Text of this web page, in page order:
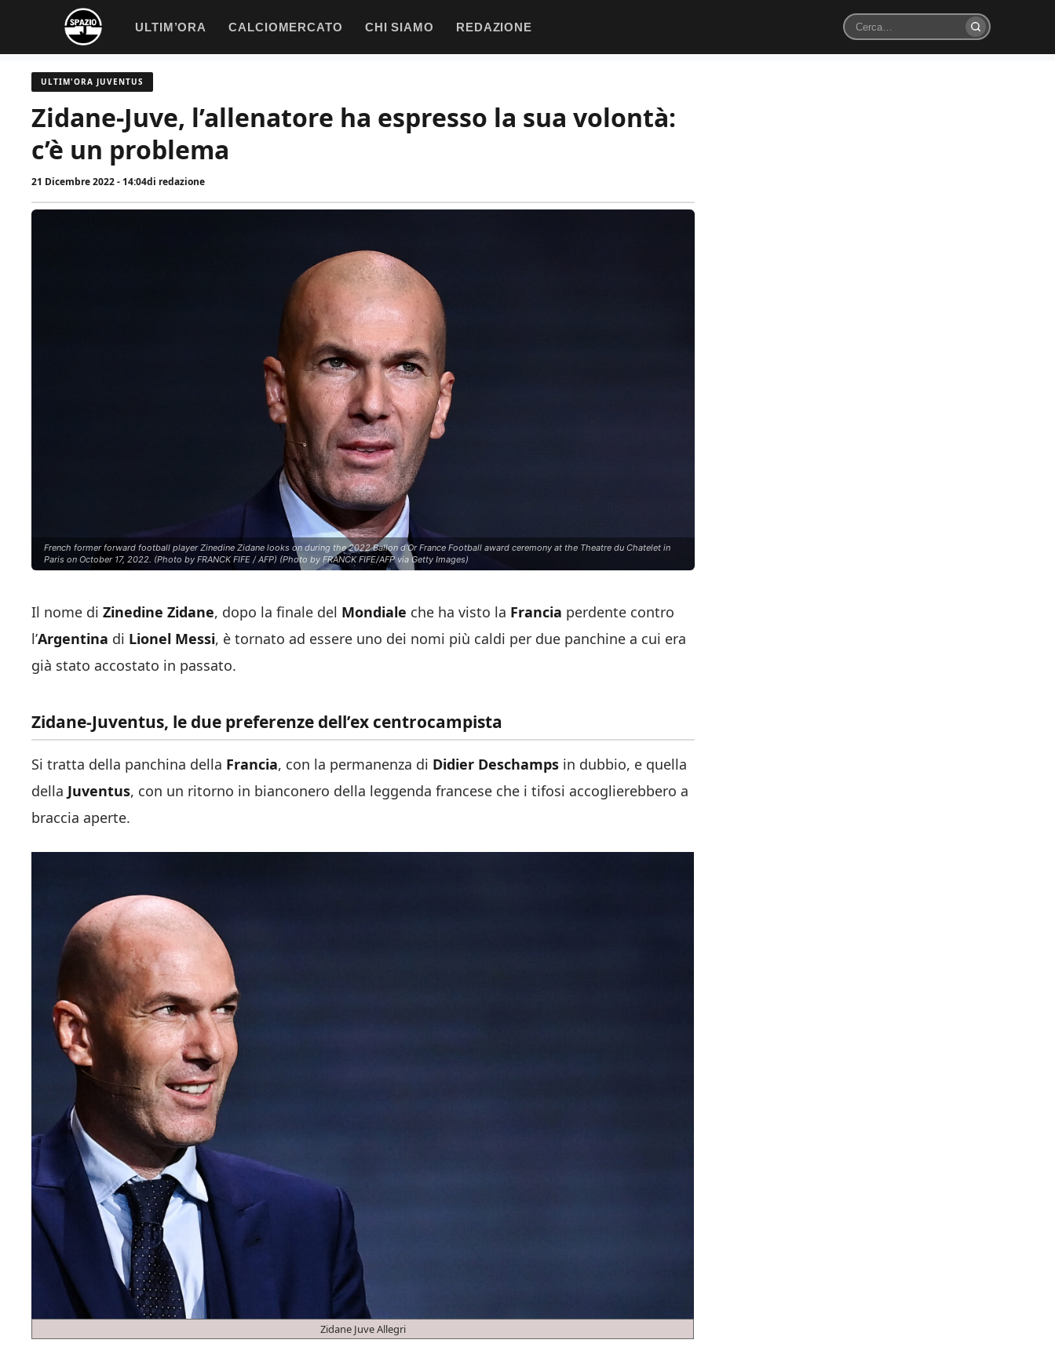
contenuto
ULTIM’ORA CALCIOMERCATO CHI SIAMO REDAZIONE
Cerca
ULTIM'ORA JUVENTUS
Zidane-Juve, l’allenatore ha espresso la sua volontà:
c’è un problema
21 Dicembre 2022 - 14:04di redazione
French former forward football player Zinedine Zidane looks on during the 2022 Ballon d'Or France Football award ceremony at the Theatre du Chatelet in
Paris on October 17, 2022. (Photo by FRANCK FIFE / AFP) (Photo by FRANCK FIFE/AFP via Getty Images)
Il nome di Zinedine Zidane, dopo la finale del Mondiale che ha visto la Francia perdente contro
l’Argentina di Lionel Messi, è tornato ad essere uno dei nomi più caldi per due panchine a cui era
già stato accostato in passato.
Zidane-Juventus, le due preferenze dell’ex centrocampista
Si tratta della panchina della Francia, con la permanenza di Didier Deschamps in dubbio, e quella
della Juventus, con un ritorno in bianconero della leggenda francese che i tifosi accoglierebbero a
braccia aperte.
Zidane Juve Allegri